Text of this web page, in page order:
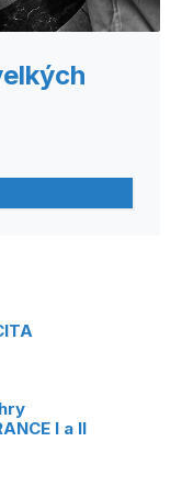
I a II